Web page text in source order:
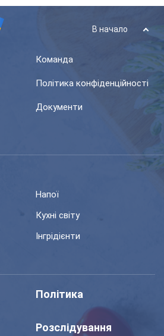
В начало
Команда
Політика конфіденційності
Документи
Напої
Кухні світу
Інгрідієнти
Політика
Розслідування